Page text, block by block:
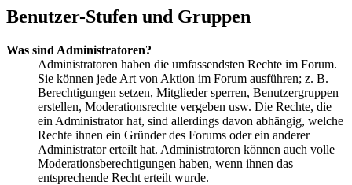
Benutzer-Stufen und Gruppen
Was sind Administratoren?
Administratoren haben die umfassendsten Rechte im Forum.
Sie können jede Art von Aktion im Forum ausführen; z. B.
Berechtigungen setzen, Mitglieder sperren, Benutzergruppen
erstellen, Moderationsrechte vergeben usw. Die Rechte, die
ein Administrator hat, sind allerdings davon abhängig, welche
Rechte ihnen ein Gründer des Forums oder ein anderer
Administrator erteilt hat. Administratoren können auch volle
Moderationsberechtigungen haben, wenn ihnen das
entsprechende Recht erteilt wurde.